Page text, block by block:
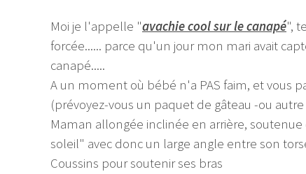
Moi je l'appelle "avachie cool sur le canapé",
forcée...... parce qu'un jour mon mari avait
canapé.....
A un moment où bébé n'a PAS faim, et vous
(prévoyez-vous un paquet de gâteau -ou
Maman allongée inclinée en arrière,
soleil" avec donc un large angle entre son
Coussins pour soutenir ses bras